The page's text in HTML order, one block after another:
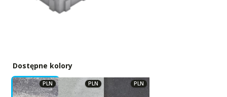
Dostępne kolory
PLN PLN PLN